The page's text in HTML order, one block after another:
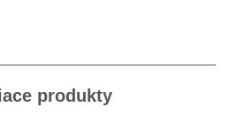
produkty